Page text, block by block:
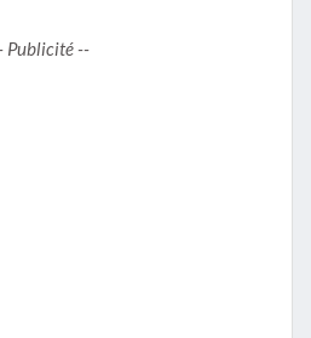
Publicité --